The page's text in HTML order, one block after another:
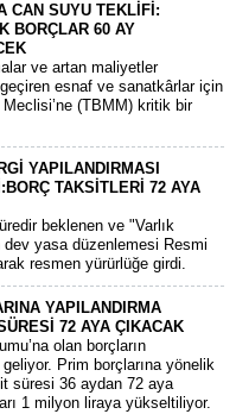
CAN SUYU TEKLİFİ:
BORÇLAR 60 AY
ve artan maliyetler
esnaf ve sanatkârlar için
(TBMM) kritik bir
YAPILANDIRMASI
TAKSİTLERİ 72 AYA
beklenen ve "Varlık
dev yasa düzenlemesi Resmi
resmen yürürlüğe girdi.
YAPILANDIRMA
72 AYA ÇIKACAK
olan borçların
Prim borçlarına yönelik
süresi 36 aydan 72 aya
1 milyon liraya yükseltiliyor.